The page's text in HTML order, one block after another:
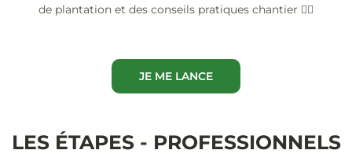
de plantation et des conseils pratiques chantier 👷‍♂️
JE ME LANCE
LES ÉTAPES - PROFESSIONNELS